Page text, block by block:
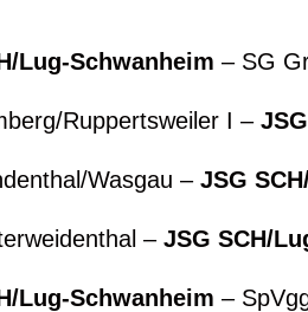
Lug-Schwanheim –
Ruppertsweiler I –
Wasgau – JSG
– JSG
Lug-Schwanheim –